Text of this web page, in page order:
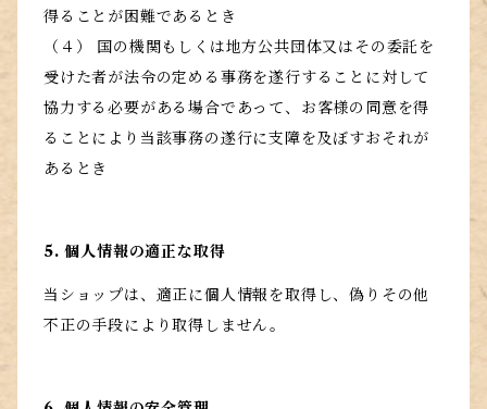
得ることが困難であるとき
（４） 国の機関もしくは地方公共団体又はその委託を
受けた者が法令の定める事務を遂行することに対して
協力する必要がある場合であって、お客様の同意を得
ることにより当該事務の遂行に支障を及ぼすおそれが
あるとき
5. 個人情報の適正な取得
当ショップは、適正に個人情報を取得し、偽りその他
不正の手段により取得しません。